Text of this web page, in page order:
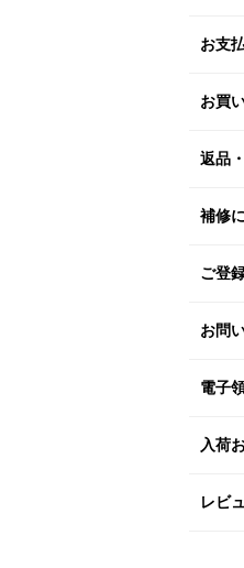
お支
お買
返品
補修
ご登
お問
電子
入荷
レビ